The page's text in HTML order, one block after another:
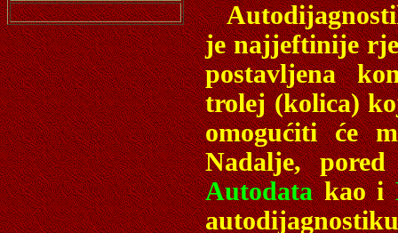
je najjeftinije
postavljena
trolej (kolica)
omogućiti će
Nadalje,
Autodatakao i